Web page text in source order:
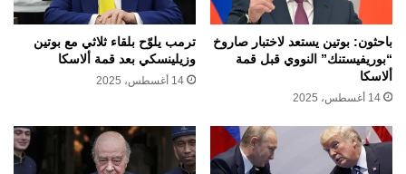
باحثون: بوتين يستعد لاختبار صاروخ
“بوريفيستنك” النووي قبل قمة
ألاسكا
14 أغسطس، 2025
ترمب يلوّح بلقاء ثلاثي مع بوتين
وزيلينسكي بعد قمة ألاسكا
14 أغسطس، 2025